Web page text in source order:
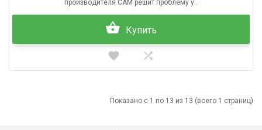
производителя CAM решит проблему у..
Купить
Показано с 1 по 13 из 13 (всего 1 страниц)